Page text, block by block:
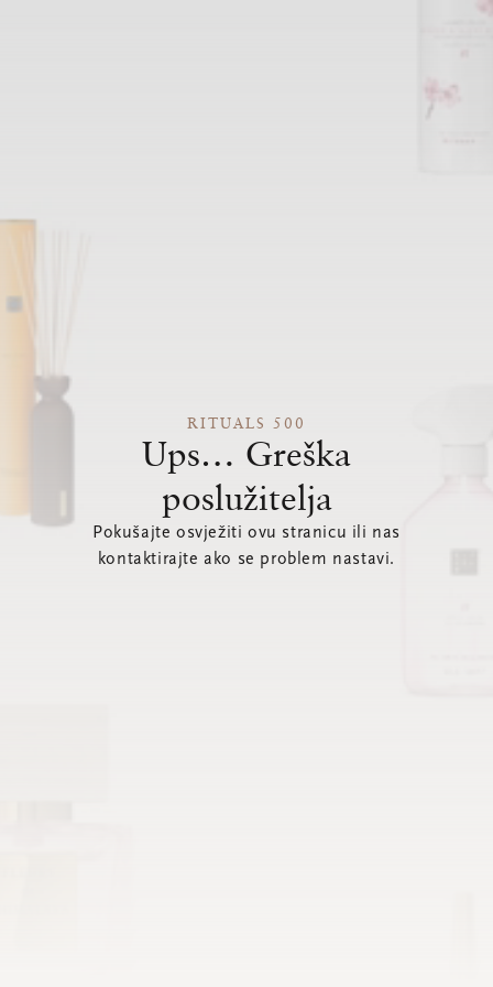
RITUALS 500
Ups… Greška
poslužitelja
Pokušajte osvježiti ovu stranicu ili nas
kontaktirajte ako se problem nastavi.